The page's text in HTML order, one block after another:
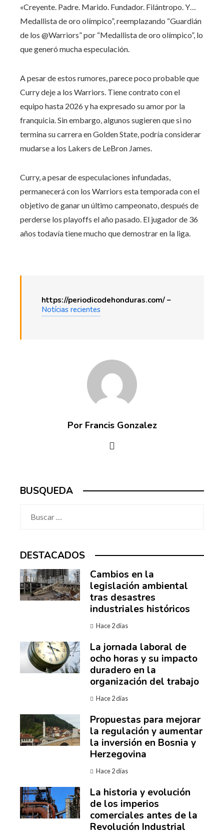
«Creyente. Padre. Marido. Fundador. Filántropo. Y…
Medallista de oro olímpico”, reemplazando “Guardián
de los @Warriors” por “Medallista de oro olímpico”, lo
que generó mucha especulación.
A pesar de estos rumores, parece poco probable que
Curry deje a los Warriors. Tiene contrato con el
equipo hasta 2026 y ha expresado su amor por la
franquicia. Sin embargo, algunos sugieren que si no
termina su carrera en Golden State, podría considerar
mudarse a los Lakers de LeBron James.
Curry, a pesar de especulaciones infundadas,
permanecerá con los Warriors esta temporada con el
objetivo de ganar un último campeonato, después de
perderse los playoffs el año pasado. El jugador de 36
años todavía tiene mucho que demostrar en la liga.
https://periodicodehonduras.com/ –
Notícias recientes
Por Francis Gonzalez
BUSQUEDA
DESTACADOS
Cambios en la
legislación ambiental
tras desastres
industriales históricos
Hace 2 días
La jornada laboral de
ocho horas y su impacto
duradero en la
organización del trabajo
Hace 2 días
Propuestas para mejorar
la regulación y aumentar
la inversión en Bosnia y
Herzegovina
Hace 2 días
La historia y evolución
de los imperios
comerciales antes de la
Revolución Industrial